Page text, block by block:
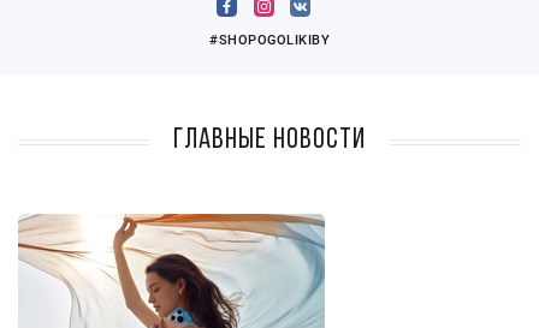
#SHOPOGOLIKIBY
Главные новости